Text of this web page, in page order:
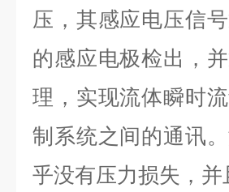
压，其感应电压信
的感应电极检出，
理，实现流体瞬时
制系统之间的通讯
乎没有压力损失，